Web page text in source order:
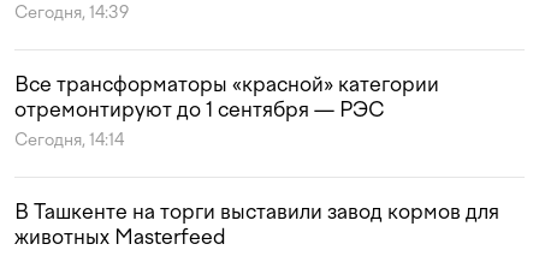
Сегодня, 14:39
Все трансформаторы «красной» категории
отремонтируют до 1 сентября — РЭС
Сегодня, 14:14
В Ташкенте на торги выставили завод кормов для
животных Masterfeed